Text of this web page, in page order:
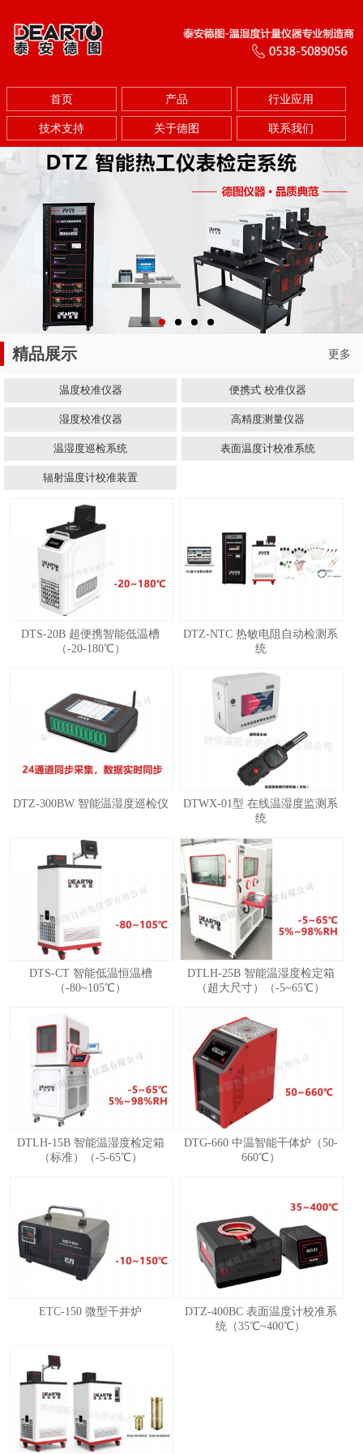
首页 产品 行业应用
技术支持 关于德图 联系我们
3 4
精品展示 更多
温度校准仪器 便携式 校准仪器
湿度校准仪器 高精度测量仪器
温湿度巡检系统 表面温度计校准系统
辐射温度计校准装置
DTS-20B 超便携智能低温槽
（-20-180℃）
DTZ-NTC 热敏电阻自动检测系
统
DTZ-300BW 智能温湿度巡检仪
DTWX-01型 在线温湿度监测系
统
DTS-CT 智能低温恒温槽
（-80~105℃）
DTLH-25B 智能温湿度检定箱
（超大尺寸）（-5~65℃）
DTLH-15B 智能温湿度检定箱
（标准）（-5-65℃）
DTG-660 中温智能干体炉（50-
660℃）
ETC-150 微型干井炉
DTZ-400BC 表面温度计校准系
统（35℃~400℃）